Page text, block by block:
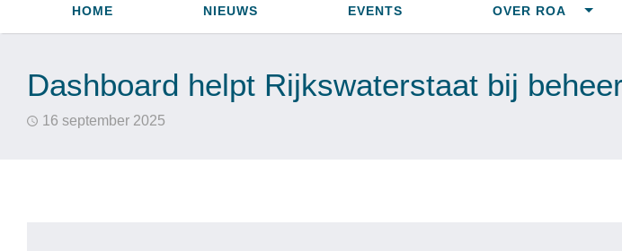
HOME NIEUWS EVENTS OVER ROA
Dashboard helpt Rijkswaterstaat bij
16 september 2025